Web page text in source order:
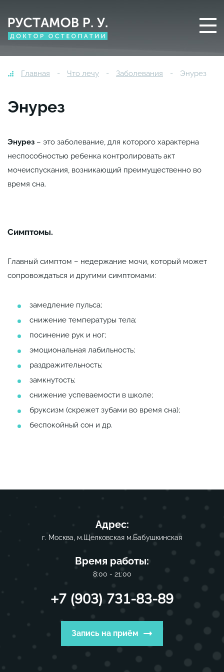
Главная Что лечу Заболевания Энурез
Энурез
Энурез – это заболевание, для которого характерна
неспособностью ребенка контролировать акт
мочеиспускания, возникающий преимущественно во
время сна.
Симптомы.
Главный симптом – недержание мочи, который может
сопровождаться и другими симптомами:
замедление пульса;
снижение температуры тела;
посинение рук и ног;
эмоциональная лабильность;
раздражительность;
замкнутость;
снижение успеваемости в школе;
бруксизм (скрежет зубами во время сна);
беспокойный сон и др.
Адрес:
г. Москва, м.Щелковская м.Бабушкинская
Время работы:
8:00 - 21:00
+7 (903) 731-83-89
Запись на приём